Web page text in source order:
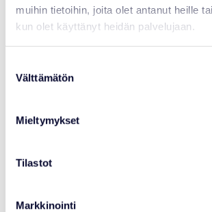
muihin tietoihin, joita olet antanut heille
kun olet käyttänyt heidän palvelujaan.
valinta
Välttämätön
Mieltymykset
Tilastot
Markkinointi
Ursus arctos arctos, Brown bear
LUOKKA : Mammalia – Nisäkkäät
LAHKO: Carnivora- Petoeläimet
125 cm, uros kookkaampi kuin
Viivästynyt sikiönkehitys eli
itsenäistyvät n. 1,5-vuotiaina,
sukukypsyys 4-5-vuotiaana.
jopa yli 40 vuotta.